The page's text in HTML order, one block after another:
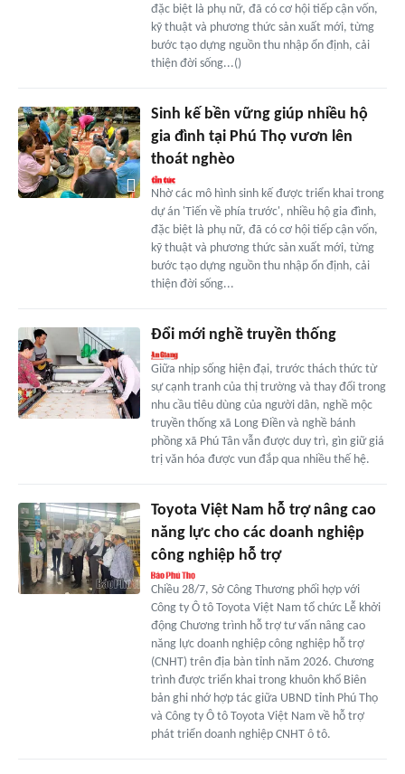
đặc biệt là phụ nữ, đã có cơ hội tiếp cận vốn,
kỹ thuật và phương thức sản xuất mới, từng
bước tạo dựng nguồn thu nhập ổn định, cải
thiện đời sống...()
Sinh kế bền vững giúp nhiều hộ
gia đình tại Phú Thọ vươn lên
thoát nghèo
Nhờ các mô hình sinh kế được triển khai trong
dự án 'Tiến về phía trước', nhiều hộ gia đình,
đặc biệt là phụ nữ, đã có cơ hội tiếp cận vốn,
kỹ thuật và phương thức sản xuất mới, từng
bước tạo dựng nguồn thu nhập ổn định, cải
thiện đời sống...
Đổi mới nghề truyền thống
Giữa nhịp sống hiện đại, trước thách thức từ
sự cạnh tranh của thị trường và thay đổi trong
nhu cầu tiêu dùng của người dân, nghề mộc
truyền thống xã Long Điền và nghề bánh
phồng xã Phú Tân vẫn được duy trì, gìn giữ giá
trị văn hóa được vun đắp qua nhiều thế hệ.
Toyota Việt Nam hỗ trợ nâng cao
năng lực cho các doanh nghiệp
công nghiệp hỗ trợ
Chiều 28/7, Sở Công Thương phối hợp với
Công ty Ô tô Toyota Việt Nam tổ chức Lễ khởi
động Chương trình hỗ trợ tư vấn nâng cao
năng lực doanh nghiệp công nghiệp hỗ trợ
(CNHT) trên địa bàn tỉnh năm 2026. Chương
trình được triển khai trong khuôn khổ Biên
bản ghi nhớ hợp tác giữa UBND tỉnh Phú Thọ
và Công ty Ô tô Toyota Việt Nam về hỗ trợ
phát triển doanh nghiệp CNHT ô tô.